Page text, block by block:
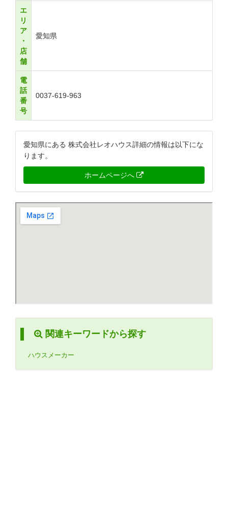
エ
リ
ア
・
店
舗
愛知県
電
話
番
号
0037-619-963
愛知県にある 株式会社レオハウス詳細の情報は以下にな
ります。
ホームページへ
関連キーワードから探す
ハウスメーカー